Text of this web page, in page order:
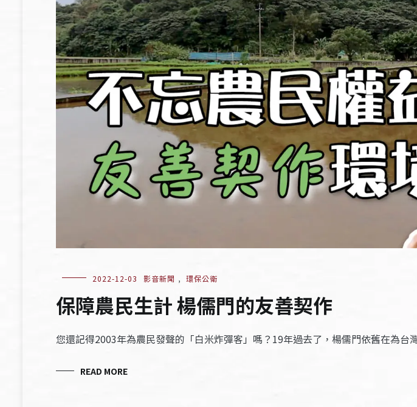
2022-12-03 影音新聞 , 環保公衛
保障農民生計 楊儒門的友善契作
您還記得2003年為農民發聲的「白米炸彈客」嗎？19年過去了，楊儒門依舊在為
READ MORE